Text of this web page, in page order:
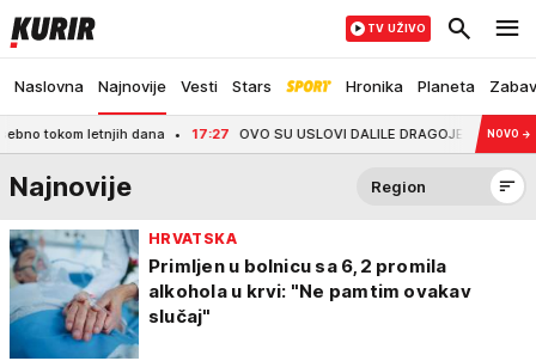
Naslovna Najnovije Vesti Stars Hronika Planeta
TV UŽIVO
dana 17:27 OVO SU USLOVI DALILE DRAGOJEVIĆ ZA ULAZAK UNOVO →
Najnovije Region
HRVATSKA
Primljen u bolnicu sa 6,2 promila
alkohola u krvi: "Ne pamtim ovakav
slučaj"